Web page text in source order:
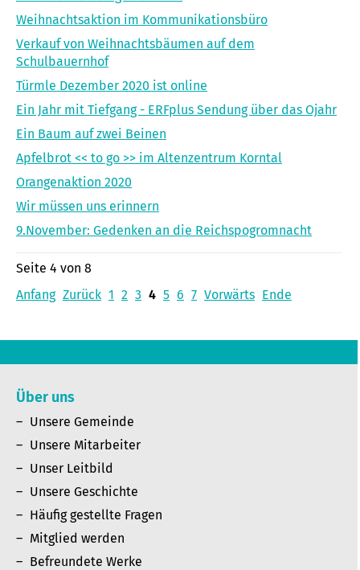
Weihnachtsaktion im Kommunikationsbüro
Verkauf von Weihnachtsbäumen auf dem
Schulbauernhof
Türmle Dezember 2020 ist online
Ein Jahr mit Tiefgang - ERFplus Sendung über das Ojahr
Ein Baum auf zwei Beinen
Apfelbrot << to go >> im Altenzentrum Korntal
Orangenaktion 2020
Wir müssen uns erinnern
9.November: Gedenken an die Reichspogromnacht
Seite 4 von 8
Anfang Zurück 1 2 3 4 5 6 7 Vorwärts Ende
Über uns
Unsere Gemeinde
Unsere Mitarbeiter
Unser Leitbild
Unsere Geschichte
Häufig gestellte Fragen
Mitglied werden
Befreundete Werke